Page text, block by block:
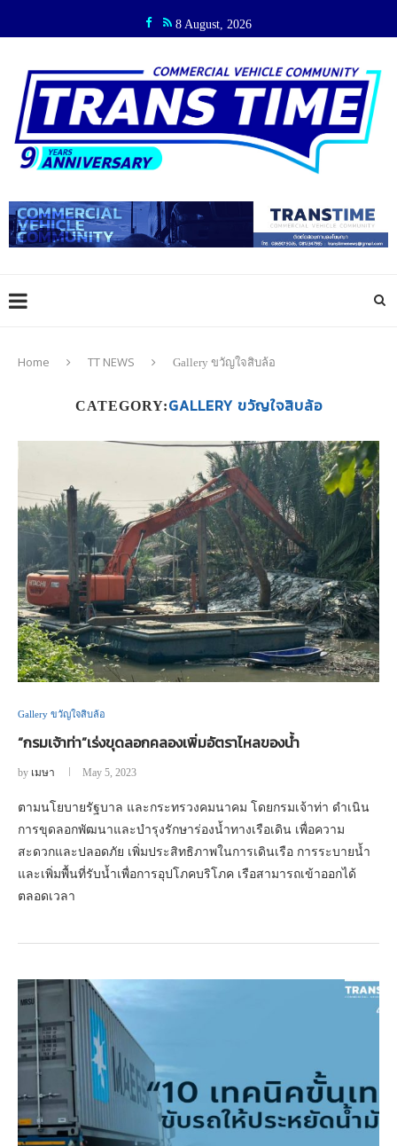
8 August, 2026
Home TT NEWS Gallery ขวัญใจสิบล้อ
CATEGORY:GALLERY ขวัญใจสิบล้อ
Gallery ขวัญใจสิบล้อ
“กรมเจ้าท่า”เร่งขุดลอกคลองเพิ่มอัตราไหลของน้ำ
by เมษา May 5, 2023
ตามนโยบายรัฐบาล และกระทรวงคมนาคม โดยกรมเจ้าท่า ดำเนิน
การขุดลอกพัฒนาและบำรุงรักษาร่องน้ำทางเรือเดิน เพื่อความ
สะดวกและปลอดภัย เพิ่มประสิทธิภาพในการเดินเรือ การระบายน้ำ
และเพิ่มพื้นที่รับน้ำเพื่อการอุปโภคบริโภค เรือสามารถเข้าออกได้
ตลอดเวลา